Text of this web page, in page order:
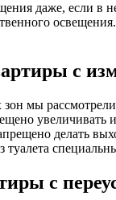
даже, если в
с
мы
делать
с